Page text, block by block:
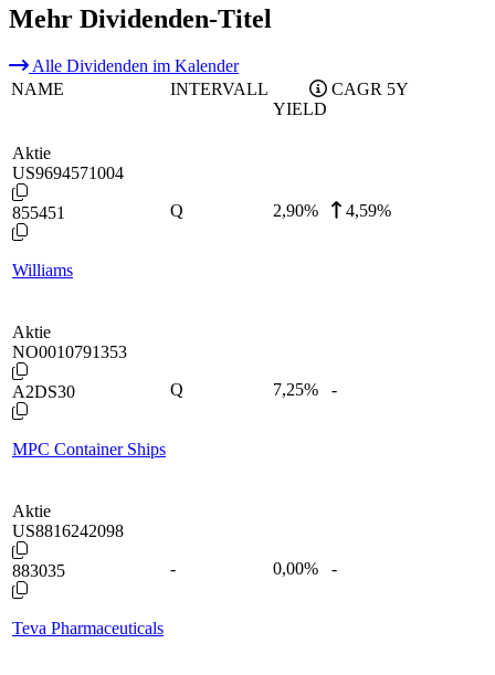
Mehr Dividenden-Titel
Alle Dividenden im Kalender
NAME
INTERVALL
YIELD
CAGR 5Y
Aktie
US9694571004
855451
Williams
Q 2,90% 4,59%
Aktie
NO0010791353
A2DS30
MPC Container Ships
Q 7,25% -
Aktie
US8816242098
883035
Teva Pharmaceuticals
- 0,00% -